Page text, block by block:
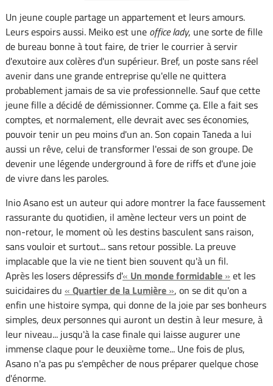
Un jeune couple partage un appartement et leurs amours.
Leurs espoirs aussi. Meiko est une office lady, une sorte de fille
de bureau bonne à tout faire, de trier le courrier à servir
d'exutoire aux colères d'un supérieur. Bref, un poste sans réel
avenir dans une grande entreprise qu'elle ne quittera
probablement jamais de sa vie professionnelle. Sauf que cette
jeune fille a décidé de démissionner. Comme ça. Elle a fait ses
comptes, et normalement, elle devrait avec ses économies,
pouvoir tenir un peu moins d'un an. Son copain Taneda a lui
aussi un rêve, celui de transformer l'essai de son groupe. De
devenir une légende underground à fore de riffs et d'une joie
de vivre dans les paroles.
Inio Asano est un auteur qui adore montrer la face faussement
rassurante du quotidien, il amène lecteur vers un point de
non-retour, le moment où les destins basculent sans raison,
sans vouloir et surtout... sans retour possible. La preuve
implacable que la vie ne tient bien souvent qu'à un fil.
Après les losers dépressifs d'« Un monde formidable» et les
suicidaires du « Quartier de la Lumière», on se dit qu'on a
enfin une histoire sympa, qui donne de la joie par ses bonheurs
simples, deux personnes qui auront un destin à leur mesure, à
leur niveau... jusqu'à la case finale qui laisse augurer une
immense claque pour le deuxième tome... Une fois de plus,
Asano n'a pas pu s'empêcher de nous préparer quelque chose
d'énorme.